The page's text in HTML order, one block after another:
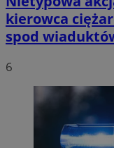
kierowca
spod
6